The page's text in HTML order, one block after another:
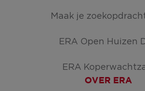
Maak je
ERA Open Huizen
ERA
OVER ERA